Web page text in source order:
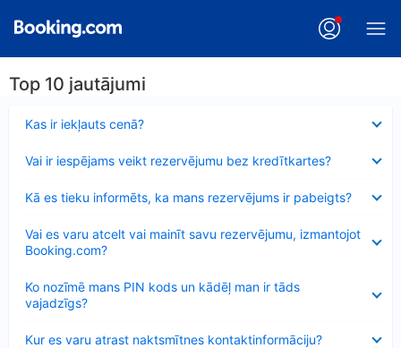
Top 10 jautājumi
Kas ir iekļauts cenā?
Vai ir iespējams veikt rezervējumu bez kredītkartes?
Kā es tieku informēts, ka mans rezervējums ir pabeigts?
Vai es varu atcelt vai mainīt savu rezervējumu, izmantojot
Booking.com?
Ko nozīmē mans PIN kods un kādēļ man ir tāds
vajadzīgs?
Kur es varu atrast naktsmītnes kontaktinformāciju?